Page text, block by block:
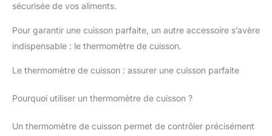
sécurisée de vos aliments.
Pour garantir une cuisson parfaite, un autre accessoire s’avère
indispensable : le thermomètre de cuisson.
Le thermomètre de cuisson : assurer une cuisson parfaite
Pourquoi utiliser un thermomètre de cuisson ?
Un thermomètre de cuisson permet de contrôler précisément